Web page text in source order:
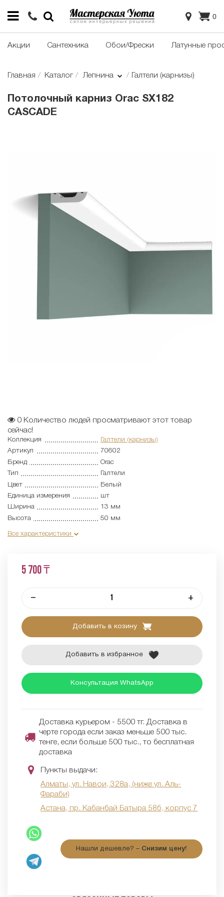
0
Акции Сантехника Обои/Фрески Латунные
Главная Каталог Лепнина Галтели (карнизы)
Потолочный карниз Orac SX182
CASCADE
0 Количество людей просматривают этот товар
сейчас!
Коллекция
Галтели (карнизы)
Артикул
70602
Бренд
Orac
Тип
Галтели
Цвет
Белый
Единица измерения
шт
Ширина
13 мм
Высота
50 мм
Все характеристики
5 700 ₸
– +
Добавить в козину
Добавить в избранное
Консультация WhatsApp
Доставка курьером - 5500 тг. Доставка в
черте города если заказ меньше 500 тыс.
тенге, если больше 500 тыс., то бесплатная
доставка
Пункты выдачи:
Алматы, ул. Навои, 328а, (ниже ул. Аль-
Фараби)
Астана, пр. Кабанбай Батыра 58б, корпус 7
Нашли дешевле? – Снизим цену!